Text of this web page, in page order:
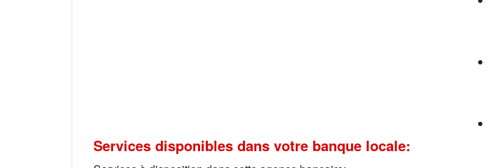
Services disponibles dans votre banque locale: